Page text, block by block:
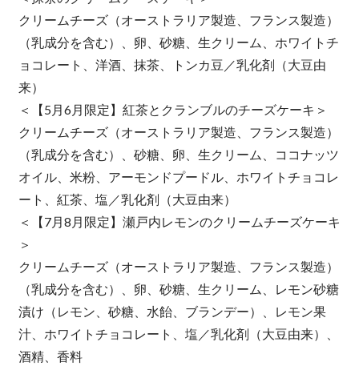
クリームチーズ（オーストラリア製造、フランス製造）
（乳成分を含む）、卵、砂糖、生クリーム、ホワイトチ
ョコレート、洋酒、抹茶、トンカ豆／乳化剤（大豆由
来）
＜【5月6月限定】紅茶とクランブルのチーズケーキ＞
クリームチーズ（オーストラリア製造、フランス製造）
（乳成分を含む）、砂糖、卵、生クリーム、ココナッツ
オイル、米粉、アーモンドプードル、ホワイトチョコレ
ート、紅茶、塩／乳化剤（大豆由来）
＜【7月8月限定】瀬戸内レモンのクリームチーズケーキ
＞
クリームチーズ（オーストラリア製造、フランス製造）
（乳成分を含む）、卵、砂糖、生クリーム、レモン砂糖
漬け（レモン、砂糖、水飴、ブランデー）、レモン果
汁、ホワイトチョコレート、塩／乳化剤（大豆由来）、
酒精、香料